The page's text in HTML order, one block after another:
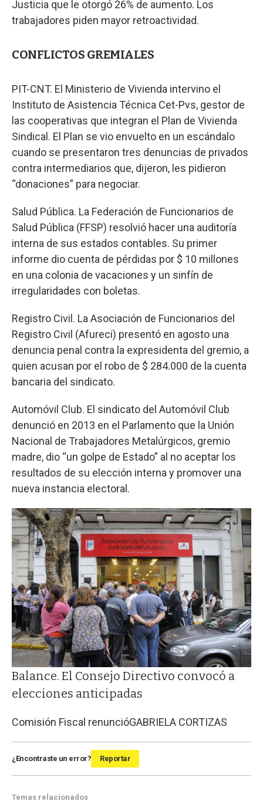
Justicia que le otorgó 26% de aumento. Los
trabajadores piden mayor retroactividad.
CONFLICTOS GREMIALES
PIT-CNT. El Ministerio de Vivienda intervino el
Instituto de Asistencia Técnica Cet-Pvs, gestor de
las cooperativas que integran el Plan de Vivienda
Sindical. El Plan se vio envuelto en un escándalo
cuando se presentaron tres denuncias de privados
contra intermediarios que, dijeron, les pidieron
“donaciones” para negociar.
Salud Pública. La Federación de Funcionarios de
Salud Pública (FFSP) resolvió hacer una auditoría
interna de sus estados contables. Su primer
informe dio cuenta de pérdidas por $ 10 millones
en una colonia de vacaciones y un sinfín de
irregularidades con boletas.
Registro Civil. La Asociación de Funcionarios del
Registro Civil (Afureci) presentó en agosto una
denuncia penal contra la expresidenta del gremio, a
quien acusan por el robo de $ 284.000 de la cuenta
bancaria del sindicato.
Automóvil Club. El sindicato del Automóvil Club
denunció en 2013 en el Parlamento que la Unión
Nacional de Trabajadores Metalúrgicos, gremio
madre, dio “un golpe de Estado” al no aceptar los
resultados de su elección interna y promover una
nueva instancia electoral.
Balance. El Consejo Directivo convocó a
elecciones anticipadas
Comisión Fiscal renuncióGABRIELA CORTIZAS
¿Encontraste un error? Reportar
Temas relacionados